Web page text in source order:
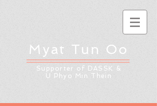
Myat Tun Oo
Supporter of DASSK &
U Phyo Min Thein